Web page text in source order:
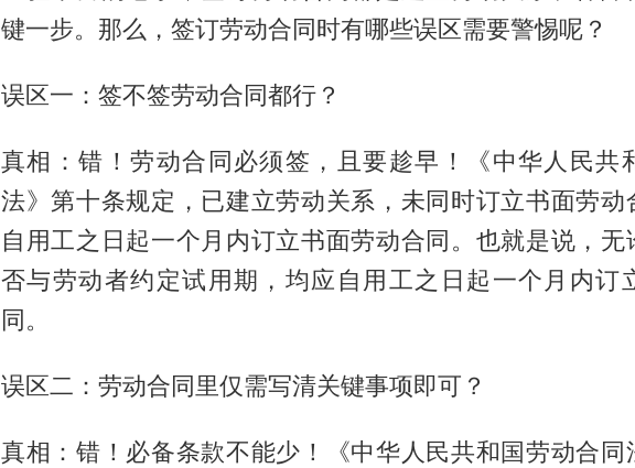
键一步。那么，签订劳动合同时有哪些误区需要警惕呢？
误区一：签不签劳动合同都行？
真相：错！劳动合同必须签，且要趁早！《中华人民共
法》第十条规定，已建立劳动关系，未同时订立书面劳动
自用工之日起一个月内订立书面劳动合同。也就是说，无
否与劳动者约定试用期，均应自用工之日起一个月内订
同。
误区二：劳动合同里仅需写清关键事项即可？
真相：错！必备条款不能少！《中华人民共和国劳动合同